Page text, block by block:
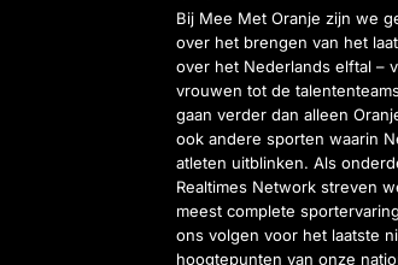
Bij Mee Met Oranje zijn we
over het brengen van het
over het Nederlands elftal –
vrouwen tot de
gaan verder dan alleen
ook andere sporten waarin
atleten uitblinken. Als
Realtimes Network streven
meest complete
ons volgen voor het laatste
hoogtepunten van onze